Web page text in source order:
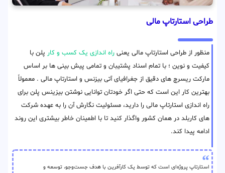
طراحی استارتاپ مالی
منظور از طراحی استارتاپ مالی یعنی راه اندازی یک کسب و کار پلن با
کیفیت و نوین ؛ با تمام اسناد پشتیبان و تمامی پیش بینی ها بر اساس
مارکت ریسرچ های دقیق از جغرافیای آتی بیزنس و استارتاپ مالی . معمولاً
بهترین کار این است که حتی اگر خودتان توانایی نوشتن بیزینس پلن برای
راه اندازی استارتاپ مالی را دارید، مسئولیت نگارش آن را به عهده شرکت
های کاربلد در همان کشور واگذار کنید تا با اطمینان خاطر بیشتری این روند
ادامه پیدا کند.
استارتاپ پروژه‌ای است که توسط یک کارآفرین با هدف جست‌وجو، توسعه و